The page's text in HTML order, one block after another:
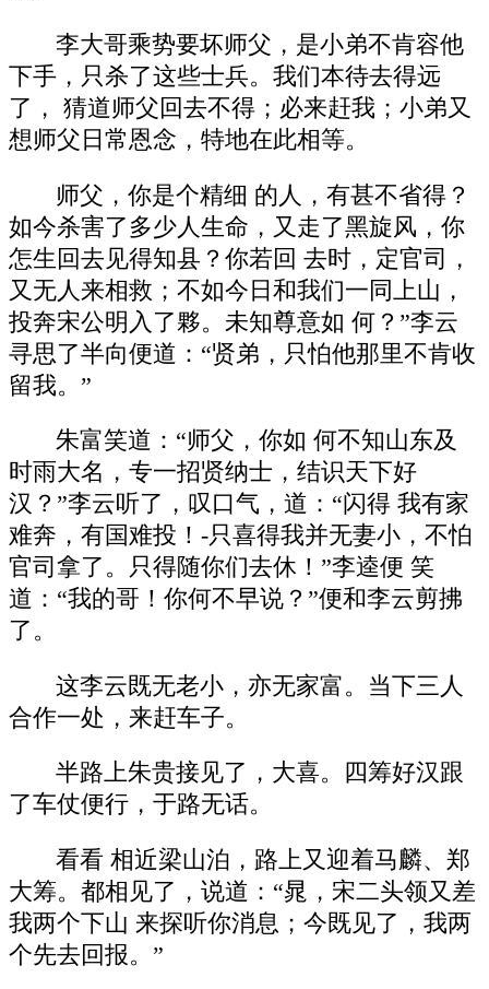
李大哥乘势要坏师父，是小弟不肯容他
下手，只杀了这些士兵。我们本待去得远
了， 猜道师父回去不得；必来赶我；小弟又
想师父日常恩念，特地在此相等。
师父，你是个精细 的人，有甚不省得？
如今杀害了多少人生命，又走了黑旋风，你
怎生回去见得知县？你若回 去时，定官司，
又无人来相救；不如今日和我们一同上山，
投奔宋公明入了夥。未知尊意如 何？”李云
寻思了半向便道：“贤弟，只怕他那里不肯收
留我。”
朱富笑道：“师父，你如 何不知山东及
时雨大名，专一招贤纳士，结识天下好
汉？”李云听了，叹口气，道：“闪得 我有家
难奔，有国难投！-只喜得我并无妻小，不怕
官司拿了。只得随你们去休！”李逵便 笑
道：“我的哥！你何不早说？”便和李云剪拂
了。
这李云既无老小，亦无家富。当下三人
合作一处，来赶车子。
半路上朱贵接见了，大喜。四筹好汉跟
了车仗便行，于路无话。
看看 相近梁山泊，路上又迎着马麟、郑
大筹。都相见了，说道：“晁，宋二头领又差
我两个下山 来探听你消息；今既见了，我两
个先去回报。”